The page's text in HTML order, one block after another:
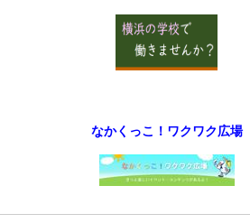
なかくっこ！ワクワク広場